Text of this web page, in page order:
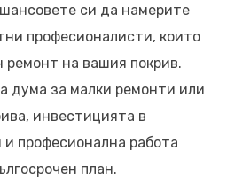
си да намерите
професионалисти, които
ремонт на вашия покрив.
дума за малки ремонти или
инвестицията в
професионална работа
план.